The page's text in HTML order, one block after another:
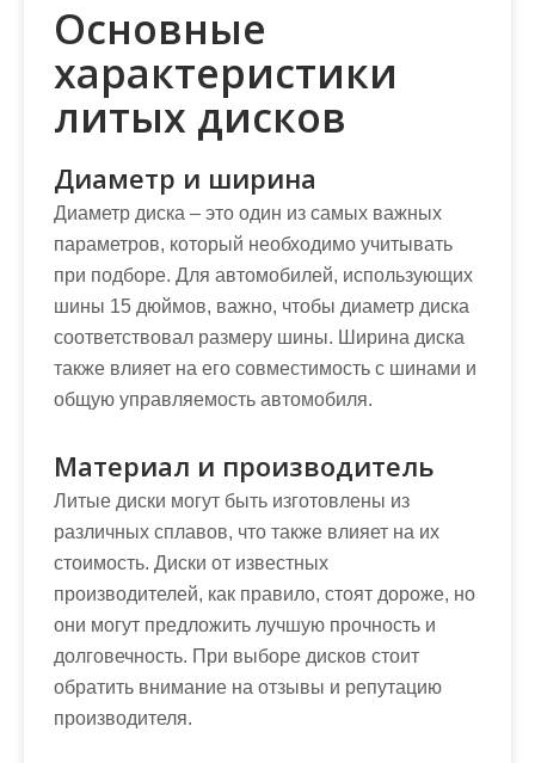
Основные
характеристики
литых дисков
Диаметр и ширина
Диаметр диска – это один из самых важных
параметров, который необходимо учитывать
при подборе. Для автомобилей, использующих
шины 15 дюймов, важно, чтобы диаметр диска
соответствовал размеру шины. Ширина диска
также влияет на его совместимость с шинами и
общую управляемость автомобиля.
Материал и производитель
Литые диски могут быть изготовлены из
различных сплавов, что также влияет на их
стоимость. Диски от известных
производителей, как правило, стоят дороже, но
они могут предложить лучшую прочность и
долговечность. При выборе дисков стоит
обратить внимание на отзывы и репутацию
производителя.